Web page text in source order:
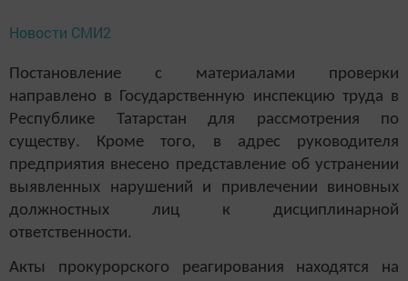
Новости СМИ2
Постановление с материалами проверки
направлено в Государственную инспекцию труда в
Республике Татарстан для рассмотрения по
существу. Кроме того, в адрес руководителя
предприятия внесено представление об устранении
выявленных нарушений и привлечении виновных
должностных лиц к дисциплинарной
ответственности.
Акты прокурорского реагирования находятся на